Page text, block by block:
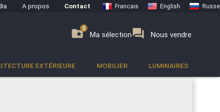
A propos Contact Francais English Russe
folder_special Ma sélection
0 forum Nous vendre
0
EXTÉRIEURE MOBILIER LUMINAIRES